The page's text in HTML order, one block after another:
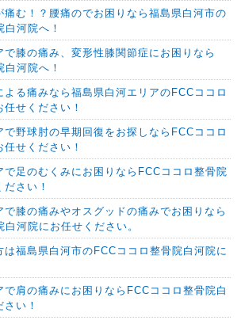
痛む！？腰痛のでお困りなら福島県白河市の
白河院へ！
で膝の痛み、変形性膝関節症にお困りなら
白河院へ！
よる痛みなら福島県白河エリアのFCCココロ
せください！
で野球肘の早期回復をお探しならFCCココロ
せください！
で足のむくみにお困りならFCCココロ整骨院
さい！
で膝の痛みやオスグッドの痛みでお困りなら
白河院にお任せください。
は福島県白河市のFCCココロ整骨院白河院に
で肩の痛みにお困りならFCCココロ整骨院白
い！